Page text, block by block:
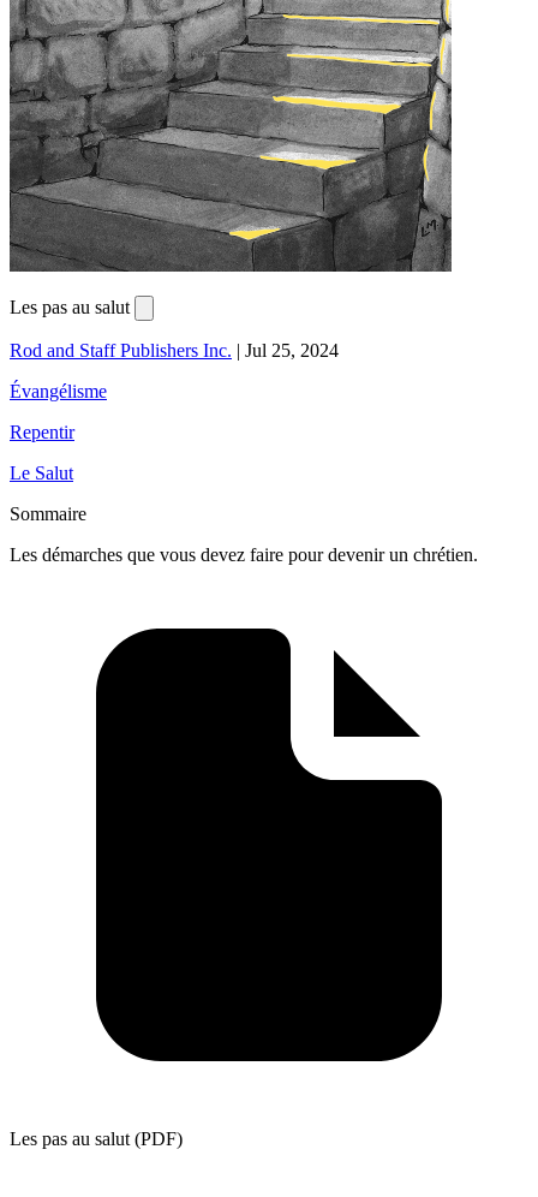
Les pas au salut
Rod and Staff Publishers Inc. | Jul 25, 2024
Évangélisme
Repentir
Le Salut
Sommaire
Les démarches que vous devez faire pour devenir un chrétien.
Les pas au salut (PDF)